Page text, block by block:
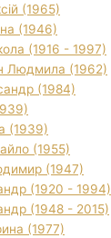
(1965)
(1946)
(1916 - 1997)
Людмила (1962)
(1984)
(1939)
(1955)
(1947)
(1920 - 1994)
(1948 - 2015)
(1977)